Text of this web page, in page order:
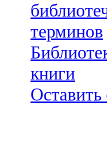
терминов
книги
Оставить